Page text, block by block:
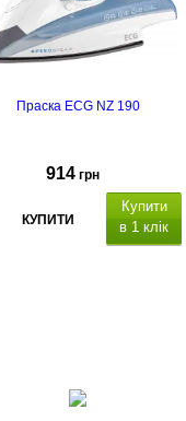
Праска ECG NZ 190
914 грн
КУПИТИ
Купити
в 1 клік